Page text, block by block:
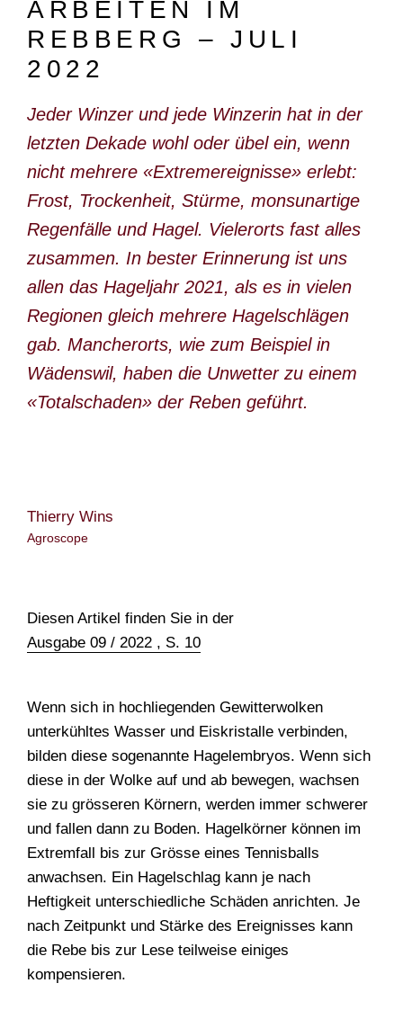
DOKUMENTARFILM
PDF-ARCHIV
INSERATE UND WERBUNG
STELLENMARKT
MARKTPLATZ
BEZUGSQUELLENVERZEICHNIS
PUBLIREPORTAGEN
AGENDA
KONTAKT
ARBEITEN IM
REBBERG – JULI
2022
Jeder Winzer und jede Winzerin hat in der
letzten Dekade wohl oder übel ein, wenn
nicht mehrere «Extremereignisse» erlebt:
Frost, Trockenheit, Stürme, monsunartige
Regenfälle und Hagel. Vielerorts fast alles
zusammen. In bester Erinnerung ist uns
allen das Hageljahr 2021, als es in vielen
Regionen gleich mehrere Hagelschlägen
gab. Mancherorts, wie zum Beispiel in
Wädenswil, haben die Unwetter zu einem
«Totalschaden» der Reben geführt.
Thierry Wins
Agroscope
Diesen Artikel finden Sie in der
Ausgabe 09 / 2022 , S. 10
Wenn sich in hochliegenden Gewitterwolken
unterkühltes Wasser und Eiskristalle verbinden,
bilden diese sogenannte Hagelembryos. Wenn sich
diese in der Wolke auf und ab bewegen, wachsen
sie zu grösseren Körnern, werden immer schwerer
und fallen dann zu Boden. Hagelkörner können im
Extremfall bis zur Grösse eines Tennisballs
anwachsen. Ein Hagelschlag kann je nach
Heftigkeit unterschiedliche Schäden anrichten. Je
nach Zeitpunkt und Stärke des Ereignisses kann
die Rebe bis zur Lese teilweise einiges
kompensieren.